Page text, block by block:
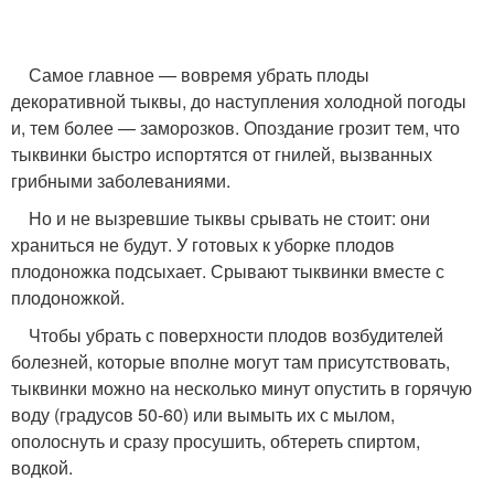
Самое главное — вовремя убрать плоды
декоративной тыквы, до наступления холодной погоды
и, тем более — заморозков. Опоздание грозит тем, что
тыквинки быстро испортятся от гнилей, вызванных
грибными заболеваниями.
Но и не вызревшие тыквы срывать не стоит: они
храниться не будут. У готовых к уборке плодов
плодоножка подсыхает. Срывают тыквинки вместе с
плодоножкой.
Чтобы убрать с поверхности плодов возбудителей
болезней, которые вполне могут там присутствовать,
тыквинки можно на несколько минут опустить в горячую
воду (градусов 50-60) или вымыть их с мылом,
ополоснуть и сразу просушить, обтереть спиртом,
водкой.